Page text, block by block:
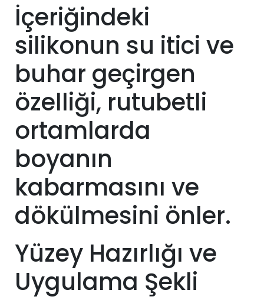
İçeriğindeki
silikonun su itici ve
buhar geçirgen
özelliği, rutubetli
ortamlarda
boyanın
kabarmasını ve
dökülmesini önler.
Yüzey Hazırlığı ve
Uygulama Şekli